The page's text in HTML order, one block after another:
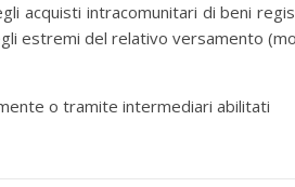
acquisti intracomunitari di beni
estremi del relativo versamento
o tramite intermediari abilitati